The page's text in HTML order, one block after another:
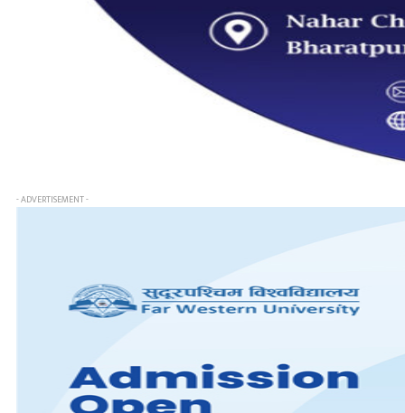
- ADVERTISEMENT -